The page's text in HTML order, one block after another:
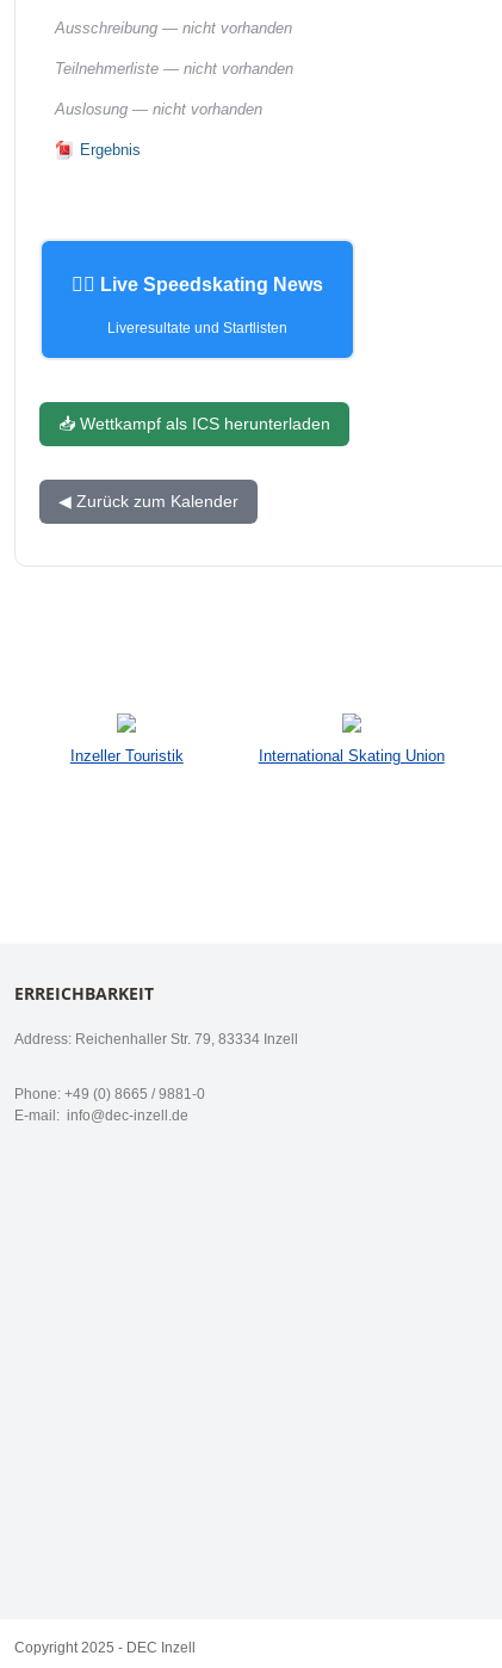
Ausschreibung — nicht vorhanden
Teilnehmerliste — nicht vorhanden
Auslosung — nicht vorhanden
Ergebnis
🏃‍♂️ Live Speedskating News
Liveresultate und Startlisten
📥 Wettkampf als ICS herunterladen
◀ Zurück zum Kalender
Inzeller Touristik International Skating Union
ERREICHBARKEIT
Address: Reichenhaller Str. 79, 83334 Inzell
Phone: +49 (0) 8665 / 9881-0
E-mail: info@dec-inzell.de
Copyright 2025 - DEC Inzell